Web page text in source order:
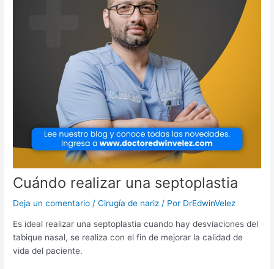
Cuándo realizar una septoplastia
Deja un comentario /Cirugía de nariz / Por DrEdwinVelez
Es ideal realizar una septoplastia cuando hay desviaciones del
tabique nasal, se realiza con el fin de mejorar la calidad de
vida del paciente.